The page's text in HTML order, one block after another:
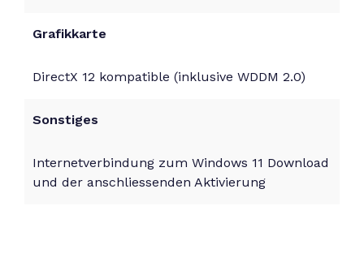
Grafikkarte
DirectX 12 kompatible (inklusive WDDM 2.0)
Sonstiges
Internetverbindung zum Windows 11 Download
und der anschliessenden Aktivierung